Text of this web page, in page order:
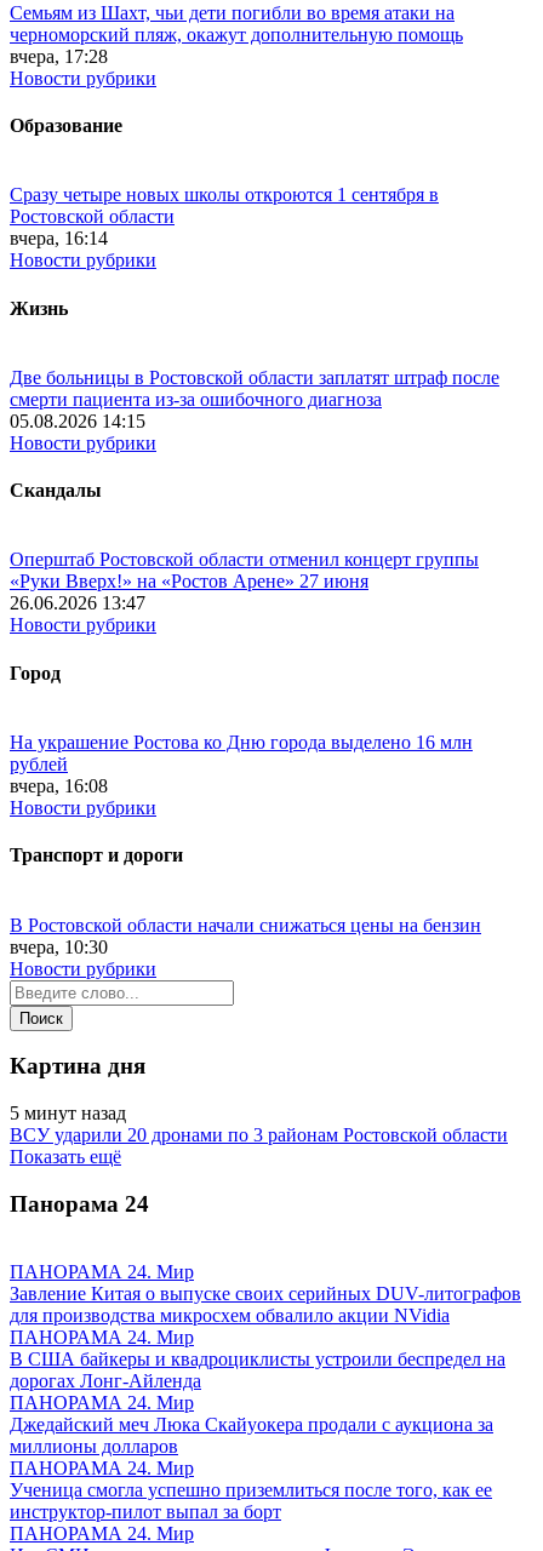
Семьям из Шахт, чьи дети погибли во время атаки на
черноморский пляж, окажут дополнительную помощь
вчера, 17:28
Новости рубрики
Образование
Сразу четыре новых школы откроются 1 сентября в
Ростовской области
вчера, 16:14
Новости рубрики
Жизнь
Две больницы в Ростовской области заплатят штраф после
смерти пациента из-за ошибочного диагноза
05.08.2026 14:15
Новости рубрики
Скандалы
Оперштаб Ростовской области отменил концерт группы
«Руки Вверх!» на «Ростов Арене» 27 июня
26.06.2026 13:47
Новости рубрики
Город
На украшение Ростова ко Дню города выделено 16 млн
рублей
вчера, 16:08
Новости рубрики
Транспорт и дороги
В Ростовской области начали снижаться цены на бензин
вчера, 10:30
Новости рубрики
Картина дня
5 минут назад
ВСУ ударили 20 дронами по 3 районам Ростовской области
Показать ещё
Панорама 24
ПАНОРАМА 24. Мир
Завление Китая о выпуске своих серийных DUV-литографов
для производства микросхем обвалило акции NVidia
ПАНОРАМА 24. Мир
В США байкеры и квадроциклисты устроили беспредел на
дорогах Лонг-Айленда
ПАНОРАМА 24. Мир
Джедайский меч Люка Скайуокера продали с аукциона за
миллионы долларов
ПАНОРАМА 24. Мир
Ученица смогла успешно приземлиться после того, как ее
инструктор-пилот выпал за борт
ПАНОРАМА 24. Мир